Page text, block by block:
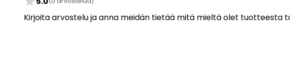
Kirjoita arvostelu ja anna meidän tietää mitä mieltä olet tuotteesta